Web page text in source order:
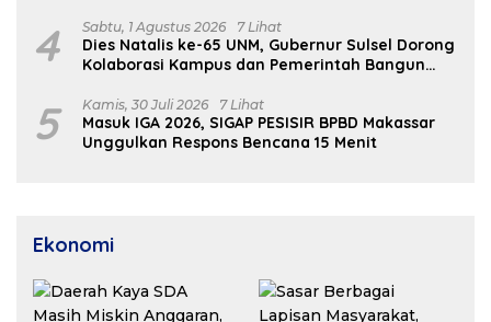
4 Sabtu, 1 Agustus 2026 7 Lihat
Dies Natalis ke-65 UNM, Gubernur Sulsel Dorong
Kolaborasi Kampus dan Pemerintah Bangun
5 Kamis, 30 Juli 2026 7 Lihat
Masuk IGA 2026, SIGAP PESISIR BPBD Makassar
Unggulkan Respons Bencana 15 Menit
Ekonomi